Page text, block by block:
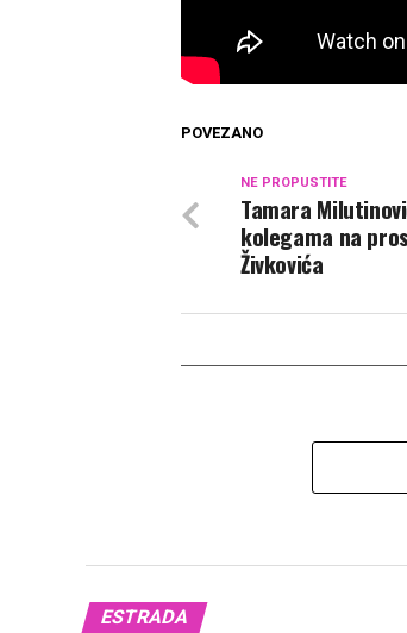
POVEZANO
NE PROPUSTITE
Tamara
kolegama na
Živkovića
ESTRADA